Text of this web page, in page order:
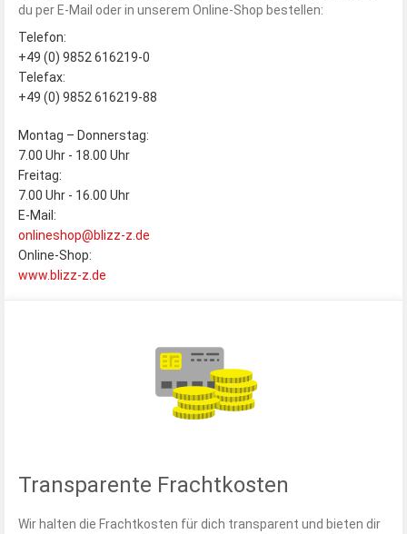
du per E-Mail oder in unserem Online-Shop bestellen:
Telefon:
+49 (0) 9852 616219-0
Telefax:
+49 (0) 9852 616219-88
Montag – Donnerstag:
7.00 Uhr ‐ 18.00 Uhr
Freitag:
7.00 Uhr ‐ 16.00 Uhr
E-Mail:
onlineshop@blizz-z.de
Online-Shop:
www.blizz-z.de
Transparente Frachtkosten
Wir halten die Frachtkosten für dich transparent und bieten dir